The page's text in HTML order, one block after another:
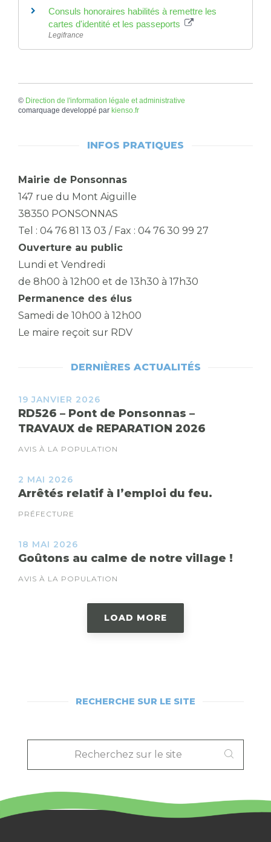
Consuls honoraires habilités à remettre les
cartes d'identité et les passeports
Legifrance
© Direction de l'information légale et administrative
comarquage developpé par kienso.fr
INFOS PRATIQUES
Mairie de Ponsonnas
147 rue du Mont Aiguille
38350 PONSONNAS
Tel : 04 76 81 13 03 / Fax : 04 76 30 99 27
Ouverture au public
Lundi et Vendredi
de 8h00 à 12h00 et de 13h30 à 17h30
Permanence des élus
Samedi de 10h00 à 12h00
Le maire reçoit sur RDV
DERNIÈRES ACTUALITÉS
19 JANVIER 2026
RD526 – Pont de Ponsonnas –
TRAVAUX de REPARATION 2026
AVIS À LA POPULATION
2 MAI 2026
Arrêtés relatif à l’emploi du feu.
PRÉFECTURE
18 MAI 2026
Goûtons au calme de notre village !
AVIS À LA POPULATION
LOAD MORE
RECHERCHE SUR LE SITE
RECHERCHEZ
LE
SITE